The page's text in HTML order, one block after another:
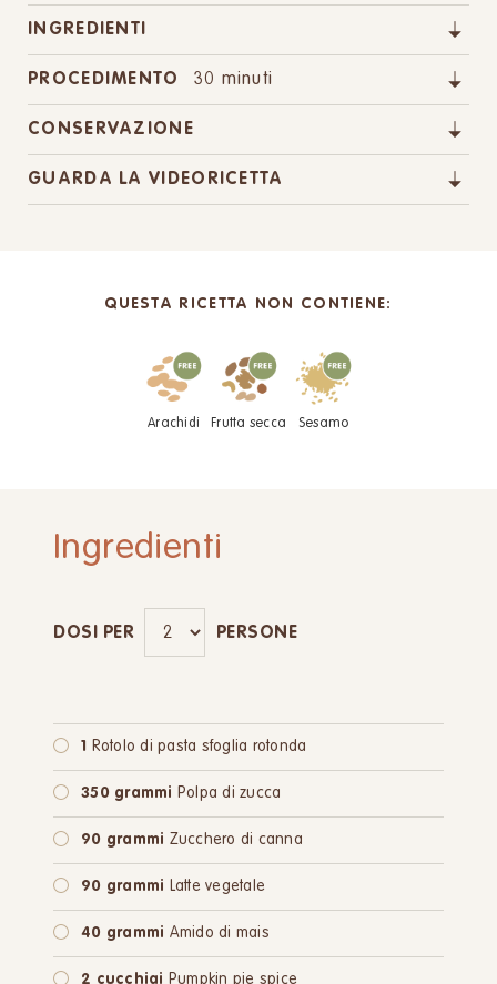
INGREDIENTI
PROCEDIMENTO 30 minuti
CONSERVAZIONE
GUARDA LA VIDEORICETTA
QUESTA RICETTA NON CONTIENE:
Arachidi Frutta secca Sesamo
Ingredienti
DOSI PER PERSONE
1 Rotolo di pasta sfoglia rotonda
350 grammi Polpa di zucca
90 grammi Zucchero di canna
90 grammi Latte vegetale
40 grammi Amido di mais
2 cucchiai Pumpkin pie spice